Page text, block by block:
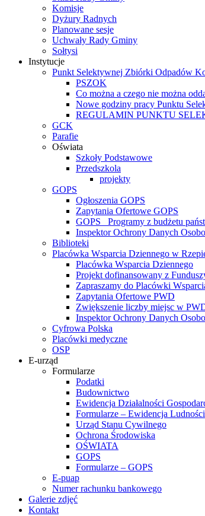
Komisje
Dyżury Radnych
Planowane sesje
Uchwały Rady Gminy
Sołtysi
Instytucje
Punkt Selektywnej Zbiórki Odpadów
PSZOK
Co można a czego nie można
Nowe godziny pracy Punktu
REGULAMIN PUNKTU
GCK
Parafie
Oświata
Szkoły Podstawowe
Przedszkola
projekty
GOPS
Ogłoszenia GOPS
Zapytania Ofertowe GOPS
GOPS_ Programy z budżetu
Inspektor Ochrony Danych
Biblioteki
Placówka Wsparcia Dziennego w
Placówka Wsparcia Dziennego
Projekt dofinansowany z
Zapraszamy do Placówki
Zapytania Ofertowe PWD
Zwiększenie liczby miejsc w
Inspektor Ochrony Danych
Cyfrowa Polska
Placówki medyczne
OSP
E-urząd
Formularze
Podatki
Budownictwo
Ewidencja Działalności
Formularze – Ewidencja Ludności
Urząd Stanu Cywilnego
Ochrona Środowiska
OŚWIATA
GOPS
Formularze – GOPS
E-puap
Numer rachunku bankowego
Galerie zdjęć
Kontakt